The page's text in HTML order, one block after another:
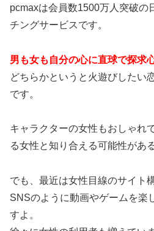
pcmaxは会員数1500万人突破の
チングサービスです。
男も女も自分の心に直球で探求
どちらかというと火遊びしたい
です。
キャラクターの女性もおしゃれ
る女性と知り合える可能性があ
でも、最近は女性目線のサイト
SNSのように動画やゲームを楽
すよ。